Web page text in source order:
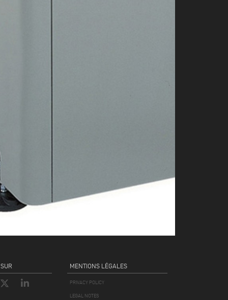
MENTIONS LÉGALES
PRIVACY POLICY
LEGAL NOTES